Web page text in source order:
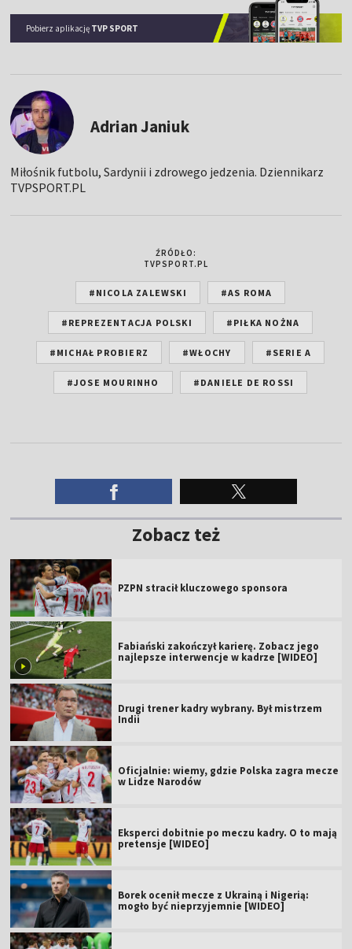
Pobierz aplikację TVP SPORT
Adrian Janiuk
Miłośnik futbolu, Sardynii i zdrowego jedzenia. Dziennikarz
TVPSPORT.PL
ŹRÓDŁO:
TVPSPORT.PL
#NICOLA ZALEWSKI #AS ROMA
#REPREZENTACJA POLSKI #PIŁKA NOŻNA
#MICHAŁ PROBIERZ #WŁOCHY #SERIE A
#JOSE MOURINHO #DANIELE DE ROSSI
Zobacz też
PZPN stracił kluczowego sponsora
Fabiański zakończył karierę. Zobacz jego
najlepsze interwencje w kadrze [WIDEO]
Drugi trener kadry wybrany. Był mistrzem
Indii
Oficjalnie: wiemy, gdzie Polska zagra mecze
w Lidze Narodów
Eksperci dobitnie po meczu kadry. O to mają
pretensje [WIDEO]
Borek ocenił mecze z Ukrainą i Nigerią:
mogło być nieprzyjemnie [WIDEO]